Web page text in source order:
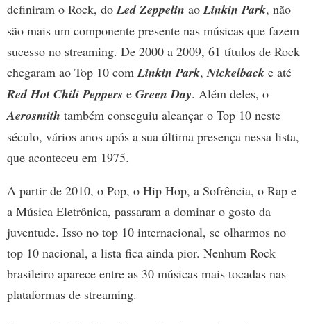
definiram o Rock, doLed Zeppelin aoLinkin Park, não
são mais um componente presente nas músicas que fazem
sucesso no streaming. De 2000 a 2009, 61 títulos de Rock
chegaram ao Top 10 comLinkin Park,Nickelback e até
Red Hot Chili Peppers e Green Day. Além deles, o
Aerosmith também conseguiu alcançar o Top 10 neste
século, vários anos após a sua última presença nessa lista,
que aconteceu em 1975.
A partir de 2010, o Pop, o Hip Hop, a Sofrência, o Rap e
a Música Eletrônica, passaram a dominar o gosto da
juventude. Isso no top 10 internacional, se olharmos no
top 10 nacional, a lista fica ainda pior. Nenhum Rock
brasileiro aparece entre as 30 músicas mais tocadas nas
plataformas de streaming.